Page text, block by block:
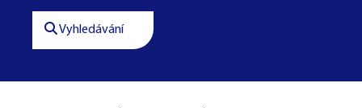
Vyhledávání